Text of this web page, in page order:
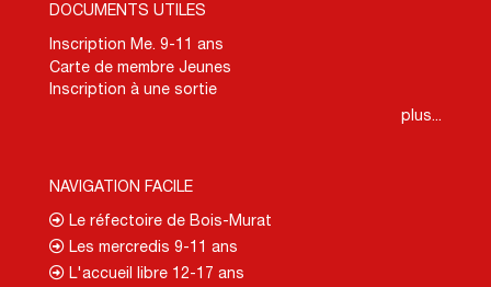
DOCUMENTS UTILES
Inscription Me. 9-11 ans
Carte de membre Jeunes
Inscription à une sortie
plus...
NAVIGATION FACILE
Le réfectoire de Bois-Murat
Les mercredis 9-11 ans
L'accueil libre 12-17 ans